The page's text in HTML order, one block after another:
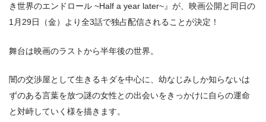
き世界のエンドロール ~Half a year later~』が、映画公開と同日の
1月29日（金）より全3話で独占配信されることが決定！
舞台は映画のラストから半年後の世界。
闇の交渉屋として生きるキダを中心に、幼なじみしか知らないは
ずのある言葉を放つ謎の女性との出会いをきっかけに自らの運命
と対峙していく様を描きます。